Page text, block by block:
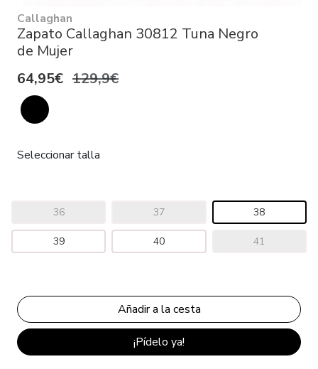
Callaghan
Zapato Callaghan 30812 Tuna Negro
de Mujer
64,95€ 129,9€
Seleccionar talla
36 37 38
39 40 41
¡Pídelo ya!